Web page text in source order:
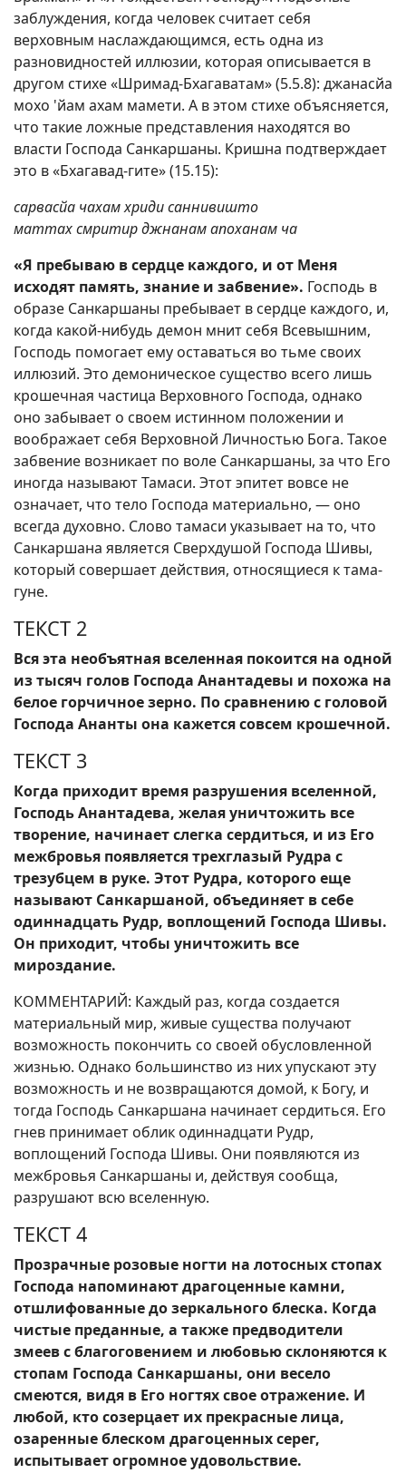
заблуждения, когда человек считает себя
верховным наслаждающимся, есть одна из
разновидностей иллюзии, которая описывается в
другом стихе «Шримад-Бхагаватам» (5.5.8): джанасйа
мохо 'йам ахам мамети. А в этом стихе объясняется,
что такие ложные представления находятся во
власти Господа Санкаршаны. Кришна подтверждает
это в «Бхагавад-гите» (15.15):
сарвасйа чахам хриди саннивишто
маттах смритир джнанам апоханам ча
«Я пребываю в сердце каждого, и от Меня
исходят память, знание и забвение». Господь в
образе Санкаршаны пребывает в сердце каждого, и,
когда какой-нибудь демон мнит себя Всевышним,
Господь помогает ему оставаться во тьме своих
иллюзий. Это демоническое существо всего лишь
крошечная частица Верховного Господа, однако
оно забывает о своем истинном положении и
воображает себя Верховной Личностью Бога. Такое
забвение возникает по воле Санкаршаны, за что Его
иногда называют Тамаси. Этот эпитет вовсе не
означает, что тело Господа материально, — оно
всегда духовно. Слово тамаси указывает на то, что
Санкаршана является Сверхдушой Господа Шивы,
который совершает действия, относящиеся к тама-
гуне.
ТЕКСТ 2
Вся эта необъятная вселенная покоится на одной
из тысяч голов Господа Анантадевы и похожа на
белое горчичное зерно. По сравнению с головой
Господа Ананты она кажется совсем крошечной.
ТЕКСТ 3
Когда приходит время разрушения вселенной,
Господь Анантадева, желая уничтожить все
творение, начинает слегка сердиться, и из Его
межбровья появляется трехглазый Рудра с
трезубцем в руке. Этот Рудра, которого еще
называют Санкаршаной, объединяет в себе
одиннадцать Рудр, воплощений Господа Шивы.
Он приходит, чтобы уничтожить все
мироздание.
КОММЕНТАРИЙ: Каждый раз, когда создается
материальный мир, живые существа получают
возможность покончить со своей обусловленной
жизнью. Однако большинство из них упускают эту
возможность и не возвращаются домой, к Богу, и
тогда Господь Санкаршана начинает сердиться. Его
гнев принимает облик одиннадцати Рудр,
воплощений Господа Шивы. Они появляются из
межбровья Санкаршаны и, действуя сообща,
разрушают всю вселенную.
ТЕКСТ 4
Прозрачные розовые ногти на лотосных стопах
Господа напоминают драгоценные камни,
отшлифованные до зеркального блеска. Когда
чистые преданные, а также предводители
змеев с благоговением и любовью склоняются к
стопам Господа Санкаршаны, они весело
смеются, видя в Его ногтях свое отражение. И
любой, кто созерцает их прекрасные лица,
озаренные блеском драгоценных серег,
испытывает огромное удовольствие.